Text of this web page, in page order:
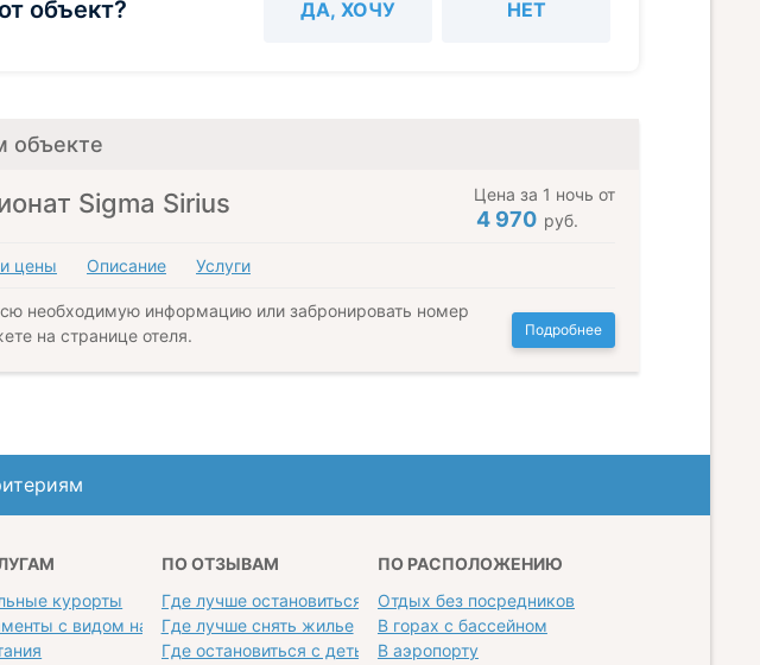
объект? ДА, ХОЧУ НЕТ
объекте
Цена за 1 ночь от
4 970 руб.
Sigma Sirius
цены Описание Услуги
необходимую информацию или забронировать номер
на странице отеля.
Подробнее
курорты
с видом на море
ПО ОТЗЫВАМ
Где лучше остановиться
Где лучше снять жилье
Где остановиться с детьми
ПО РАСПОЛОЖЕНИЮ
Отдых без посредников на море
В горах с бассейном
В аэропорту